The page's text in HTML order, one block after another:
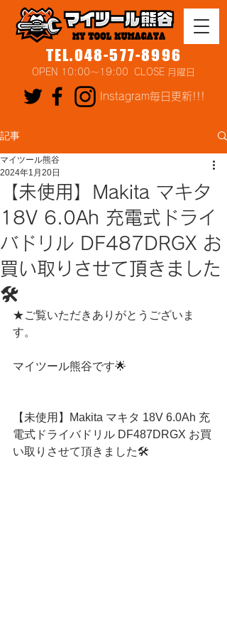
TEL.048-577-8996
OPEN 10:00～19:00 CLOSE 月曜日
Instagram毎日更新!!!
記事
【未使用】Makita マキタ
18V 6.0Ah 充電式ドライ
バドリル DF487DRGX お
買い取りさせて頂きました
🛠
マイツール熊谷
2024年1月20日
★ご覧いただきありがとうございま
す。
マイツール熊谷です🌟
【未使用】Makita マキタ 18V 6.0Ah 充
電式ドライバドリル DF487DRGX お買
い取りさせて頂きました🛠